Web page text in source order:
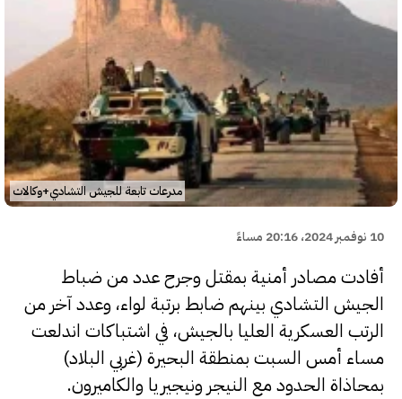
مدرعات تابعة للجيش التشادي+وكالات
10 نوفمبر 2024، 20:16 مساءً
أفادت مصادر أمنية بمقتل وجرح عدد من ضباط
الجيش التشادي بينهم ضابط برتبة لواء، وعدد آخر من
الرتب العسكرية العليا بالجيش، في اشتباكات اندلعت
مساء أمس السبت بمنطقة البحيرة (غربي البلاد)
بمحاذاة الحدود مع النيجر ونيجيريا والكاميرون.